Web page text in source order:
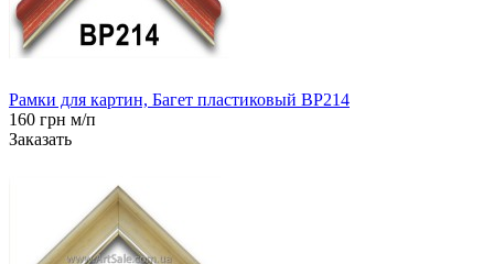
Рамки для картин, Багет пластиковый BP214
160 грн м/п
Заказать